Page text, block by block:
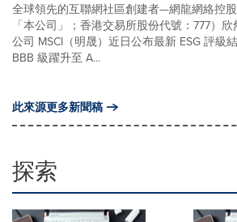
全球領先的互聯網社區創建者—網龍網絡控
「本公司」；香港交易所股份代號：777）
公司 MSCI（明晟）近日公布最新 ESG 評級
BBB 級躍升至 A...
此來源更多新聞稿
探索